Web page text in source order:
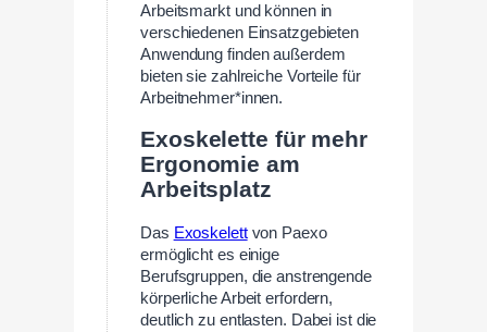
Arbeitsmarkt und können in
verschiedenen Einsatzgebieten
Anwendung finden außerdem
bieten sie zahlreiche Vorteile für
Arbeitnehmer*innen.
Exoskelette für mehr
Ergonomie am
Arbeitsplatz
Das Exoskelettvon Paexo
ermöglicht es einige
Berufsgruppen, die anstrengende
körperliche Arbeit erfordern,
deutlich zu entlasten. Dabei ist die